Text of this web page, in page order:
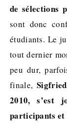
de sélections
sont donc
étudiants. Le
tout dernier
peu dur,
finale,
2010, s’est
participants et